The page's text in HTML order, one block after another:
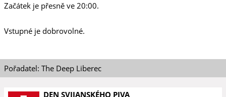
Začátek je přesně ve 20:00.
Vstupné je dobrovolné.
Pořadatel: The Deep Liberec
DEN SVIJANSKÉHO PIVA